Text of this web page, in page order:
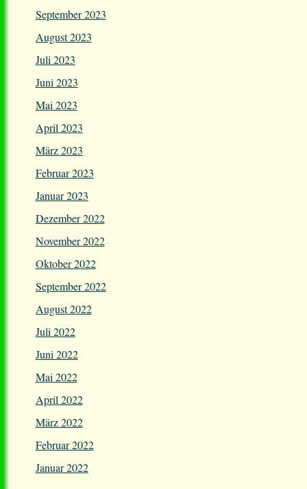
September 2023
August 2023
Juli 2023
Juni 2023
Mai 2023
April 2023
März 2023
Februar 2023
Januar 2023
Dezember 2022
November 2022
Oktober 2022
September 2022
August 2022
Juli 2022
Juni 2022
Mai 2022
April 2022
März 2022
Februar 2022
Januar 2022